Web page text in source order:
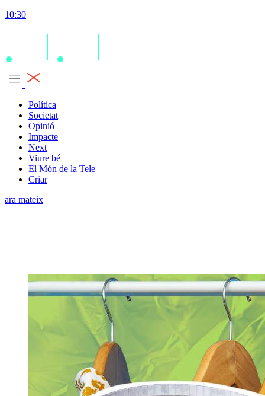
10:30
Política
Societat
Opinió
Impacte
Next
Viure bé
El Món de la Tele
Criar
ara mateix